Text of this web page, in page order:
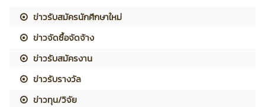
ข่าวรับสมัครนักศึกษาใหม่
ข่าวจัดซื้อจัดจ้าง
ข่าวรับสมัครงาน
ข่าวรับรางวัล
ข่าวทุน/วิจัย